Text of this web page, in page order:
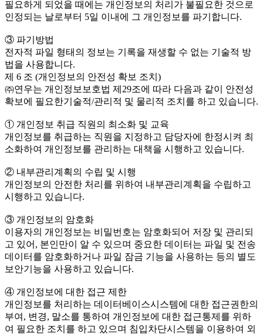
필요하게 되었을 때에는 개인정보의 처리가 불필요한 것으로
인정되는 날로부터 5일 이내에 그 개인정보를 파기합니다.
③ 파기방법
전자적 파일 형태의 정보는 기록을 재생할 수 없는 기술적 방
법을 사용합니다.
제 6 조 (개인정보의 안전성 확보 조치)
㈜연우는 개인정보보호법 제29조에 따라 다음과 같이 안전성
확보에 필요한기술적/관리적 및 물리적 조치를 하고 있습니다.
① 개인정보 취급 직원의 최소화 및 교육
개인정보를 취급하는 직원을 지정하고 담당자에 한정시켜 최
소화하여 개인정보를 관리하는 대책을 시행하고 있습니다.
② 내부관리계획의 수립 및 시행
개인정보의 안전한 처리를 위하여 내부관리계획을 수립하고
시행하고 있습니다.
③ 개인정보의 암호화
이용자의 개인정보는 비밀번호는 암호화되어 저장 및 관리되
고 있어, 본인만이 알 수 있으며 중요한 데이터는 파일 및 전송
데이터를 암호화하거나 파일 잠금 기능을 사용하는 등의 별도
보안기능을 사용하고 있습니다.
④ 개인정보에 대한 접근 제한
개인정보를 처리하는 데이터베이스시스템에 대한 접근권한의
부여, 변경, 말소를 통하여 개인정보에 대한 접근통제를 위하
여 필요한 조치를 하고 있으며 침입차단시스템을 이용하여 외